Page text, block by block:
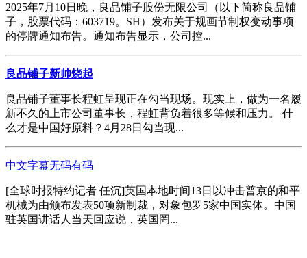
2025年7月10日晚，良品铺子股份无限公司（以下简称良品铺
子，股票代码：603719。SH）发布关于规画节制权变动事项
的停牌通知布告。通知布告显示，公司控...
良品铺子新帅烧起
良品铺子董事长程虹呈现正在勾当现场。现实上，做为一名履
新不久的上市公司董事长，程虹背负着很多等候和压力。 什
么才是中国好原料？4月28日勾当现...
中文字幕无码有码
[全球时报特约记者 任沉]英国本地时间13日以冲击普京的和平
机械为由颁布发表50项新制裁，对象包罗5家中国实体。中国
驻英国讲话人当天回应说，英国罔...